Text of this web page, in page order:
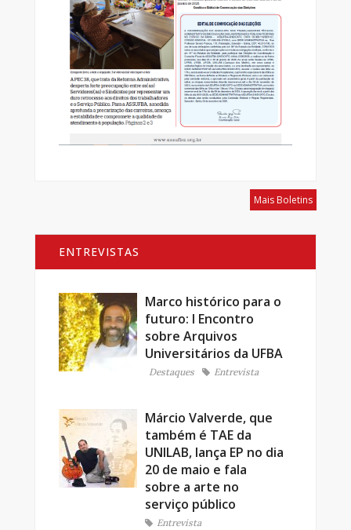
Mais Boletins
ENTREVISTAS
Marco histórico para o
futuro: I Encontro
sobre Arquivos
Universitários da UFBA
Destaques Entrevista
Márcio Valverde, que
também é TAE da
UNILAB, lança EP no dia
20 de maio e fala
sobre a arte no
serviço público
Entrevista